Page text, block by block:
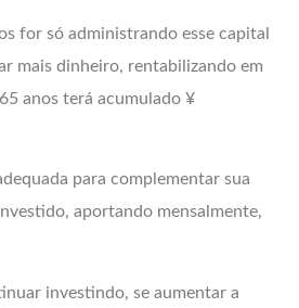
for só administrando esse capital
mais dinheiro, rentabilizando em
anos terá acumulado ¥
para complementar sua
aportando mensalmente,
investindo, se aumentar a